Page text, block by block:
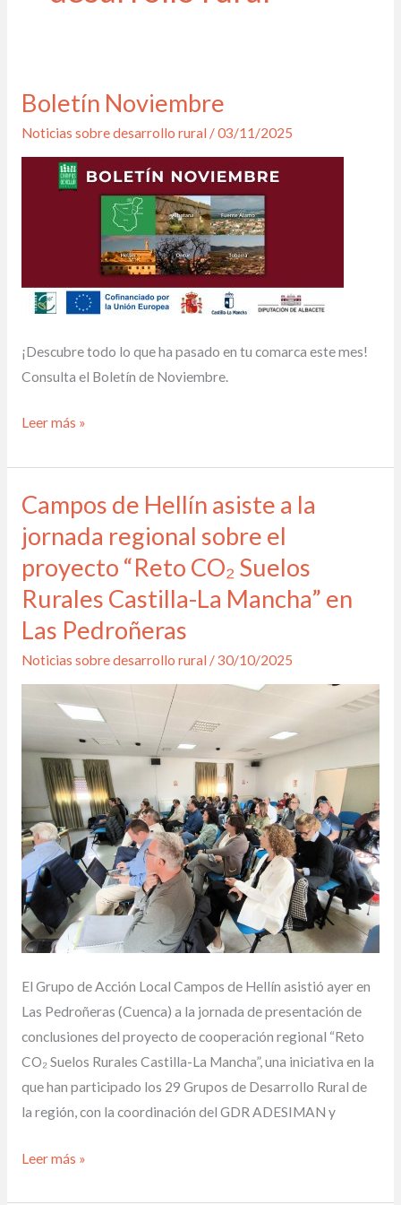
Boletín Noviembre
Noticias sobre desarrollo rural /03/11/2025
¡Descubre todo lo que ha pasado en tu comarca este mes!
Consulta el Boletín de Noviembre.
Boletín
Leer más »
Campos de Hellín asiste a la
jornada regional sobre el
proyecto “Reto CO₂ Suelos
Rurales Castilla-La Mancha” en
Las Pedroñeras
Noticias sobre desarrollo rural /30/10/2025
El Grupo de Acción Local Campos de Hellín asistió ayer en
Las Pedroñeras (Cuenca) a la jornada de presentación de
conclusiones del proyecto de cooperación regional “Reto
CO₂ Suelos Rurales Castilla-La Mancha”, una iniciativa en la
que han participado los 29 Grupos de Desarrollo Rural de
la región, con la coordinación del GDR ADESIMAN y
Campos
de
Hellín
asiste
a
la
sobre
proyecto
“Reto
Suelos
Rurales
Castilla-
La
Mancha”
en
Leer más »